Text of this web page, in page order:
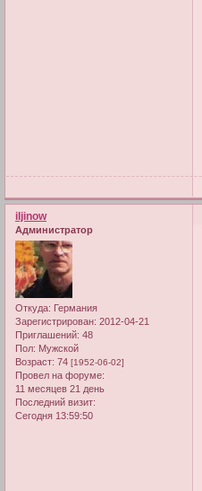
iljinow
Администратор
Откуда: Германия
Зарегистрирован: 2012-04-21
Приглашений: 48
Пол: Мужской
Возраст: 74 [1952-06-02]
Провел на форуме:
11 месяцев 21 день
Последний визит:
Сегодня 13:59:50